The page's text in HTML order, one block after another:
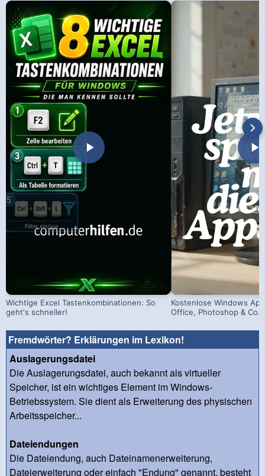
Wichtige Excel Tastenkombinationen: So
geht's schneller!
Kostenlose Windows
Office, Photoshop & Co.
Fremdwörter? Erklärungen im Lexikon!
Auslagerungsdatei
Die Auslagerungsdatei, auch bekannt als virtueller
Speicher, ist ein wichtiges Element im Windows-
Betriebssystem. Sie dient als Erweiterung des physischen
Arbeitsspeicher...
Dateiendungen
Die Dateiendung, auch Dateinamenerweiterung,
Dateierweiterung oder einfach "Endung" genannt, besteht